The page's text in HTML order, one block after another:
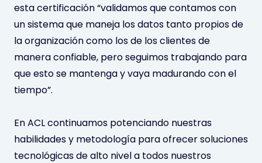
esta certificación “validamos que contamos con
un sistema que maneja los datos tanto propios de
la organización como los de los clientes de
manera confiable, pero seguimos trabajando para
que esto se mantenga y vaya madurando con el
tiempo”.
En ACL continuamos potenciando nuestras
habilidades y metodología para ofrecer soluciones
tecnológicas de alto nivel a todos nuestros